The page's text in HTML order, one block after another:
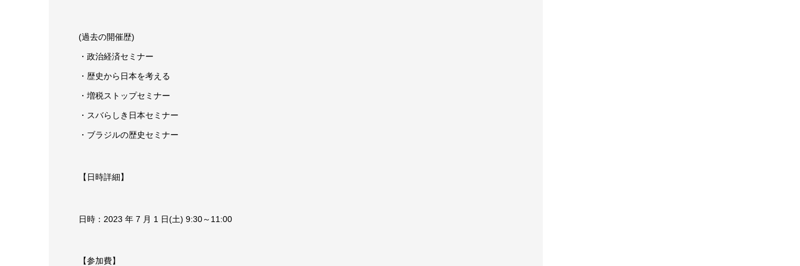
(過去の開催歴)
・政治経済セミナー
・歴史から日本を考える
・増税ストップセミナー
・スバらしき日本セミナー
・ブラジルの歴史セミナー
【日時詳細】
日時：2023 年 7 月 1 日(土) 9:30～11:00
【参加費】